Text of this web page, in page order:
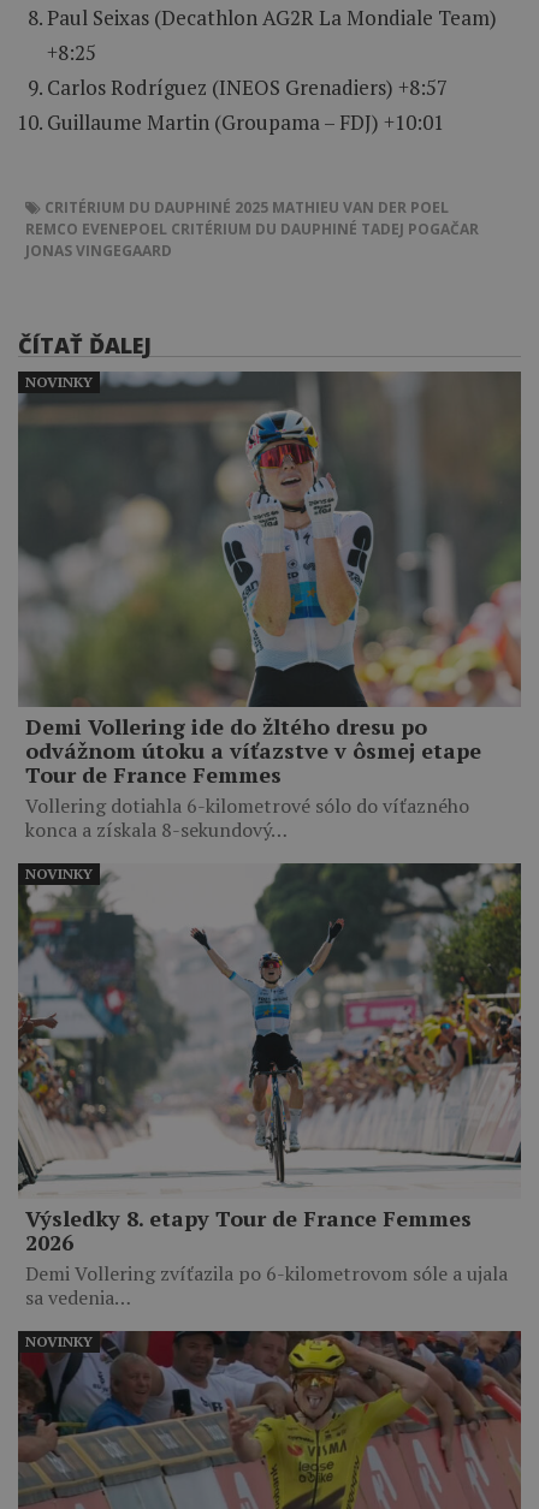
Paul Seixas (Decathlon AG2R La Mondiale Team)
+8:25
Carlos Rodríguez (INEOS Grenadiers) +8:57
Guillaume Martin (Groupama – FDJ) +10:01
CRITÉRIUM DU DAUPHINÉ 2025 MATHIEU VAN DER POEL
REMCO EVENEPOEL CRITÉRIUM DU DAUPHINÉ TADEJ POGAČAR
JONAS VINGEGAARD
ČÍTAŤ ĎALEJ
Demi Vollering ide do žltého dresu po
odvážnom útoku a víťazstve v ôsmej etape
Tour de France Femmes
Vollering dotiahla 6-kilometrové sólo do víťazného
konca a získala 8-sekundový…
NOVINKY
Výsledky 8. etapy Tour de France Femmes
2026
Demi Vollering zvíťazila po 6-kilometrovom sóle a ujala
sa vedenia…
NOVINKY
NOVINKY